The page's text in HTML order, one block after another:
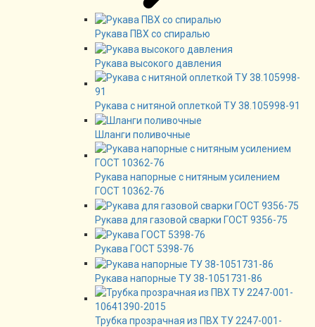
Рукава ПВХ со спиралью
Рукава высокого давления
Рукава с нитяной оплеткой ТУ 38.105998-91
Шланги поливочные
Рукава напорные с нитяным усилением
ГОСТ 10362-76
Рукава для газовой сварки ГОСТ 9356-75
Рукава ГОСТ 5398-76
Рукава напорные ТУ 38-1051731-86
Трубка прозрачная из ПВХ ТУ 2247-001-